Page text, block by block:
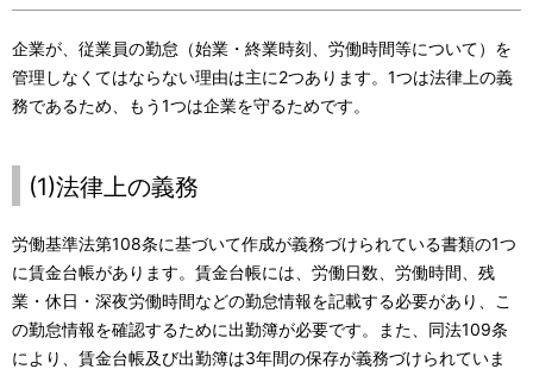
企業が、従業員の勤怠（始業・終業時刻、労働時間等について）を
管理しなくてはならない理由は主に2つあります。1つは法律上の義
務であるため、もう1つは企業を守るためです。
(1)法律上の義務
労働基準法第108条に基づいて作成が義務づけられている書類の1つ
に賃金台帳があります。賃金台帳には、労働日数、労働時間、残
業・休日・深夜労働時間などの勤怠情報を記載する必要があり、こ
の勤怠情報を確認するために出勤簿が必要です。また、同法109条
により、賃金台帳及び出勤簿は3年間の保存が義務づけられていま